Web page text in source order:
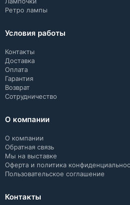
Ретро лампы
Условия работы
Контакты
Доставка
Оплата
Гарантия
Возврат
Сотрудничество
О компании
О компании
Обратная связь
Мы на выставке
Оферта и политика
Пользовательское соглашение
Контакты